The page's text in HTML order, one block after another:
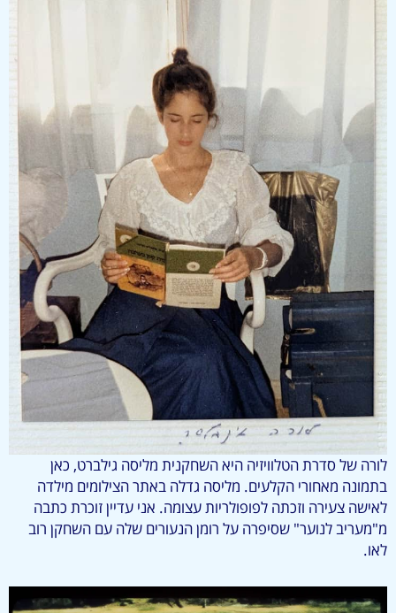
לורה של סדרת הטלוויזיה היא השחקנית מליסה גילברט, כאן
בתמונה מאחורי הקלעים. מליסה גדלה באתר הצילומים מילדה
לאישה צעירה וזכתה לפופולריות עצומה. אני עדיין זוכרת כתבה
מ"מעריב לנוער" שסיפרה על רומן הנעורים שלה עם השחקן רוב
לאו.